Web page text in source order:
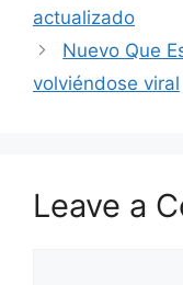
actualizado
Nuevo Que
volviéndose viral
Leave a